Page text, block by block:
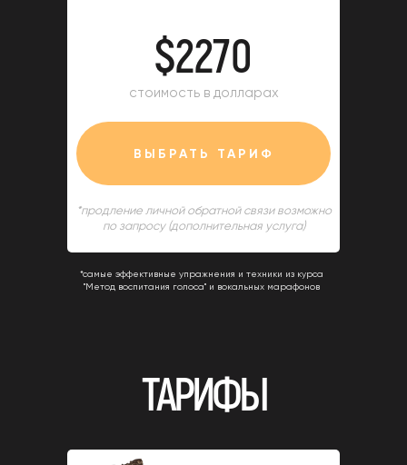
ВЫБРАТЬ ТАРИФ
*самые эффективные упражнения и техники из курса
"Метод воспитания голоса" и вокальных марафонов
$2270
стоимость в долларах
*продление личной обратной связи возможно
по запросу (дополнительная услуга)
ТАРИФЫ